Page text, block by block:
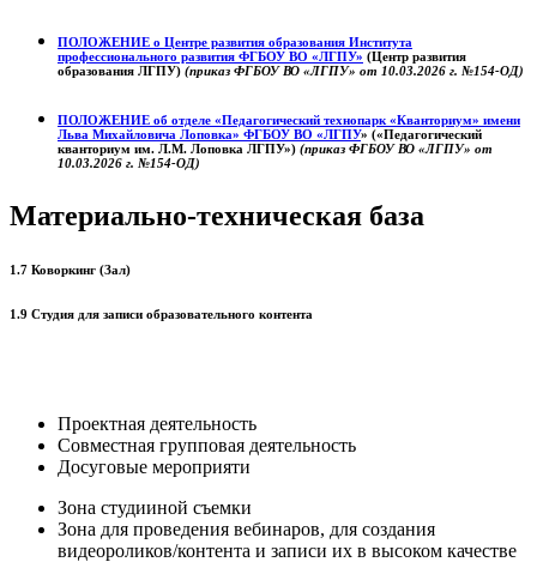
ПОЛОЖЕНИЕ о Центре развития образования Института
профессионального развития ФГБОУ ВО «ЛГПУ» (Центр развития
образования ЛГПУ) (приказ ФГБОУ ВО «ЛГПУ» от 10.03.2026 г. №154-ОД)
ПОЛОЖЕНИЕ об отделе «Педагогический технопарк «Кванториум» имени
Льва Михайловича Лоповка» ФГБОУ ВО «ЛГПУ» («Педагогический
кванториум им. Л.М. Лоповка ЛГПУ») (приказ ФГБОУ ВО «ЛГПУ» от
10.03.2026 г. №154-ОД)
Материально-техническая база
1.7 Коворкинг (Зал)
1.9 Студия для записи образовательного контента
Проектная деятельность
Совместная групповая деятельность
Досуговые мероприяти
Зона студииной съемки
Зона для проведения вебинаров, для создания
видеороликов/контента и записи их в высоком качестве